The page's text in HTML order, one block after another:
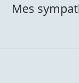
Mes